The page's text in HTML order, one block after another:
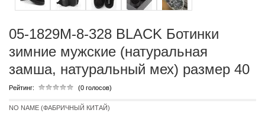
05-1829M-8-328 BLACK Ботинки
зимние мужские (натуральная
замша, натуральный мех) размер 40
Рейтинг: (0 голосов)
NO NAME (ФАБРИЧНЫЙ КИТАЙ)